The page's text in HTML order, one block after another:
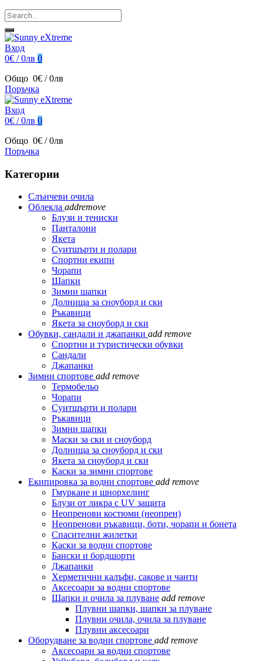
Вход
0€ / 0лв 0
Общо 0€ / 0лв
Поръчка
Вход
0€ / 0лв 0
Общо 0€ / 0лв
Поръчка
Категории
Слънчеви очила
Облекла addremove
Блузи и тениски
Панталони
Якета
Суитшърти и полари
Спортни екипи
Чорапи
Шапки
Зимни шапки
Долнища за сноуборд и ски
Ръкавици
Якета за сноуборд и ски
Обувки, сандали и джапанки add remove
Спортни и туристически обувки
Сандали
Джапанки
Зимни спортове add remove
Термобельо
Чорапи
Суитшърти и полари
Ръкавици
Зимни шапки
Маски за ски и сноуборд
Долнища за сноуборд и ски
Якета за сноуборд и ски
Каски за зимни спортове
Екипировка за водни спортове add remove
Гмуркане и шнорхелинг
Блузи от ликра с UV защита
Неопренови костюми (неопрен)
Неопренови ръкавици, боти, чорапи и бонета
Спасителни жилетки
Каски за водни спортове
Бански и бордшорти
Джапанки
Херметични калъфи, сакове и чанти
Аксесоари за водни спортове
Шапки и очила за плуване add remove
Плувни шапки, шапки за плуване
Плувни очила, очила за плуване
Плувни аксесоари
Оборудване за водни спортове add remove
Аксесоари за водни спортове